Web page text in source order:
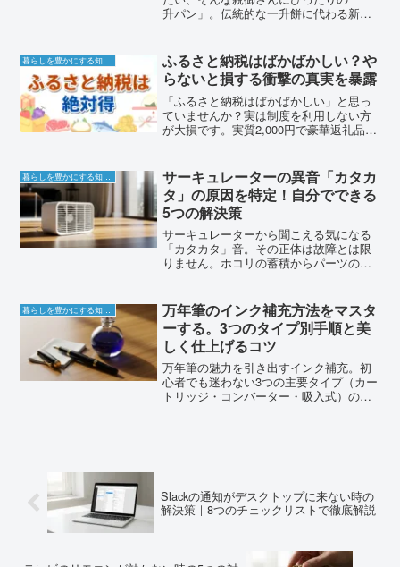
升パン」。伝統的な一升餅に代わる新し
その意味や由来から家庭で作れる簡単な
レシピまで、すべてを詳しく...
暮らしを豊かにする知恵袋
ふるさと納税はばかばかしい？や
らないと損する衝撃の真実を暴露
「ふるさと納税はばかばかしい」と思っ
ていませんか？実は制度を利用しない方
が大損です。実質2,000円で豪華返礼品が
ないと損する衝撃の理由を暴露します。
賢く節税して得する方法を今すぐチェッ
ク！
暮らしを豊かにする知恵袋
サーキュレーターの異音「カタカ
タ」の原因を特定！自分でできる
5つの解決策
サーキュレーターから聞こえる気になる
「カタカタ」音。その正体は故障とは限
りません。ホコリの蓄積からパーツの緩
ンス術を解説します。
暮らしを豊かにする知恵袋
万年筆のインク補充方法をマスタ
ーする。3つのタイプ別手順と美
しく仕上げるコツ
万年筆の魅力を引き出すインク補充。初
心者でも迷わない3つの主要タイプ（カー
トリッジ・コンバーター・吸入式）の具
Slackの通知がデスクトップに来ない時の
解決策｜8つのチェックリストで徹底解説